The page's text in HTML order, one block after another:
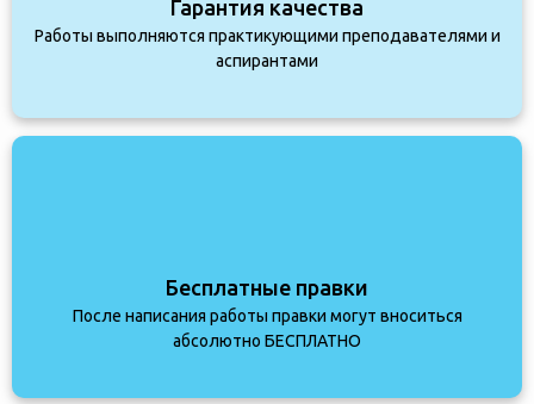
Гарантия качества
Работы выполняются практикующими преподавателями и
аспирантами
Бесплатные правки
После написания работы правки могут вноситься
абсолютно БЕСПЛАТНО